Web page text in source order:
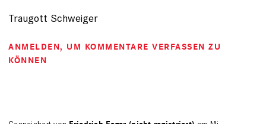
Traugott Schweiger
ANMELDEN, UM KOMMENTARE VERFASSEN ZU
KÖNNEN